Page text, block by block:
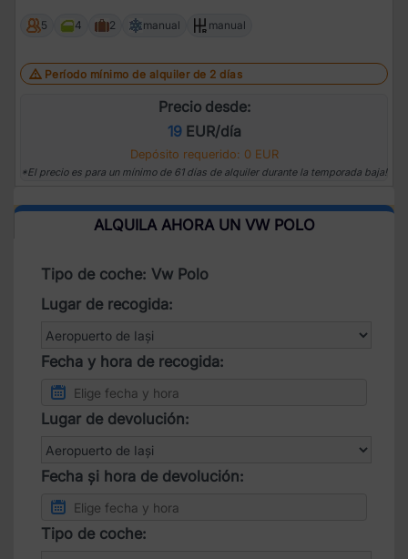
5 4 2 manual manual
Período mínimo de alquiler de 2 días
Precio desde:
19EUR/día
Depósito requerido: 0 EUR
*El precio es para un mínimo de 61 días de alquiler durante la temporada baja!
ALQUILA AHORA UN VW POLO
Tipo de coche: Vw Polo
Lugar de recogida:
Fecha y hora de recogida:
Lugar de devolución:
Fecha și hora de devolución:
Tipo de coche: